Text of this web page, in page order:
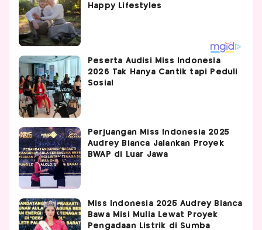
Peserta Audisi Miss Indonesia
2026 Tak Hanya Cantik tapi Peduli
Sosial
Perjuangan Miss Indonesia 2025
Audrey Bianca Jalankan Proyek
BWAP di Luar Jawa
Miss Indonesia 2025 Audrey Bianca
Bawa Misi Mulia Lewat Proyek
Pengadaan Listrik di Sumba